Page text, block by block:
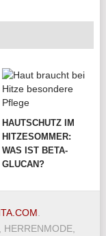
HAUTSCHUTZ IM
HITZESOMMER:
WAS IST BETA-
GLUCAN?